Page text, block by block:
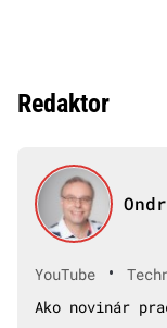
Redaktor
YouTube •
Ako novinár